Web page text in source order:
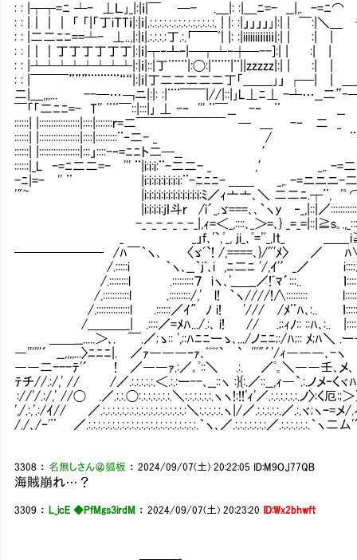
: : |┬┬=ﾆ ┴- ⊥Ｌ｣_|:|ｉ|￣ ─- .＿|: :|＿ﾆ=-
: : |｜｜｜ 「 「|「丁iＴTｉ|:|ｉ|.:.:.:.:.:.:.:.:.:.:.:.:.:.:. | |: :|」」」」｣|:| | ￣:|＼
: : |二二ﾆﾆ==┴- ⊥..,|:|ｉ|.:.:.:.:丁.:.｢￣￣ﾞ| |: :|iiiiiiiｉiｉiｉ|:| | :| |
: : |｜｜丁丁丁丁丁丁|:|ｉ|┬‐┸ｰ|─┬┴‐┼─--]:| | :| |
: : |┴┴┴┴┴┴┴┴|:|ｉ|::|丁¨¨¨|:◯:|¨¨¨|¨||zzzzz|:| | :| |
: : |￣￣￣”””¨¨¨¨¨““|:|ｉ|丁二二二二二丁「＿＿_｣」 ┌─| | ＿_｣
二|＿,,,... --─…￢ニ|:|: :|¨¨￣￣|//|::|｣L⊥ﾆ⊥ -┴…__二”-
￣「「二ﾆﾆ=- T'' ¨¨￣::|:::|｣ ⊥ -‐ ''' ¨￣__ -‐
::::::| |:::::::::::::::::|::::|:::::::ｒ=二￣￣￣￣￣￣￣ ─ ＿ -‐
::::::| |:::::::::::::::::|::::|:::::::::¨‐二- _ / ¨ ｰ- _/
::::::| |:::::::::::::::::|:::」::::-‐=ﾆﾆト二─__ ′ _,. -/
::::::|_L -=ﾆ二二=- ''' ¨|i:i:i:¨-二二- _ ,′ _,. -=二二-
-ﾆ|=- '' ¨ |i:i:i:i:i:i:i:i:¨-ﾆﾆﾆ- ＿＿ _,. -=ニニニ-二
'"~ |i:i:i:i:i:i:i:i:i:i:i:i:ﾐ／ｨ亠亠､＼ 二二ﾆ.┬¨, '゜⌒'弌
|i:i:i:i:jＩ斗ｒ /i´_.ゞ===､､｀ヽy ‐_,|::|／::::::::::::::
-_-_-_-_-_-_|,ｨ=＜_,::::､_＞=､} _=_=|::|≧s｡
_ _」f､'`,ﾟ_, ji_､ﾟ='ﾞ_,It_ ＿＿ i≧s
─────── /ﾊ￣｀ヽ､ 〈ゞﾞ`! /,====､}/'ﾞ'
/.:::::i ｀ヽ､__｀jﾞ､i ,ﾆ二ﾆ '/,ｲ'′_／
/.::::::::l .:::::::::７ iヽ､'_＿__／!ﾞﾏ´:::.. ｌ
/.:::::::::::l .:::::::::/,' l! ｀ヽ////!∧:::::::::
/.::::::::::::::l .::::::／ｲ" ﾉ i! '/// /ﾒ¨ﾊ､:.. ｌ
/＿＿＿_| .::::／=ﾒﾊ.../.:､ i! // .;:ｨﾉ:: ::ﾊ､:..
＿＿__.....＞､. ￣.／;ゝ:: ',::ﾊﾆﾆーゝ､.../ノﾆﾆ;:/ﾊ;:: ﾒ;ﾊ＼ .
―''''''´ __,,,,...〉ﾆﾆﾆ|. ／ｧ―――‐ｧ､ﾞﾞﾞﾞ` ` '''"´'/ｨ―――､
――二---ﾃ'´ ! ／――ｧ.:／｡ﾟ::＼ .:. ／ﾟ｡＼――壬､
ﾃチ//.:/,' // /／.:.:.:.:.:.＜.:.:ー--､__::ヽ :}{:.／::__,ｨ―`.:.ノ
://'/.:/,' //◯ .／.:.:.◯:.:.:.:.:.:.:.＼:.:.:.:.:.:.ヽヽ!:!!'ｨ'／.:.:.:.:.:.:.ノ〉:く厄:;＞
',/.:,'.:/ｲ// ／.:.:.:.:.:.:.:.:.:.:.:.:.:.:.:.:.:.:＼:.:.:.:.:.ヽ|/／.:.:.:.:.:.／.:.ヾ;ヽｰ=メ/
/./､/ｰ'¨ ／.:.:.:.:.:.:.:.:.:.:.:.:.:.:.:.:.:.:.:.:.:.:.:.｀ヽ､／.:.:.:.:.:.:.:／.:.:.:.:.:.:.｀ヽ二厶
3308 ： 名無しさん＠狐板 ：2024/09/07(土) 20:22:05 ID:M9OJ77QB
海賊崩れ…？
3309 ： L_icE ◆PfMgs3irdM ：2024/09/07(土) 20:23:20 ID:Wx2bhwft